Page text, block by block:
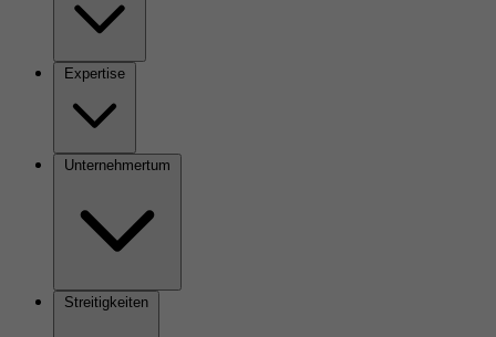
Expertise
Unternehmertum
Streitigkeiten